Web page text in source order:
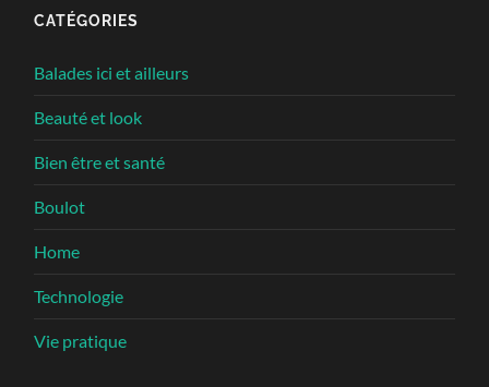
CATÉGORIES
Balades ici et ailleurs
Beauté et look
Bien être et santé
Boulot
Home
Technologie
Vie pratique